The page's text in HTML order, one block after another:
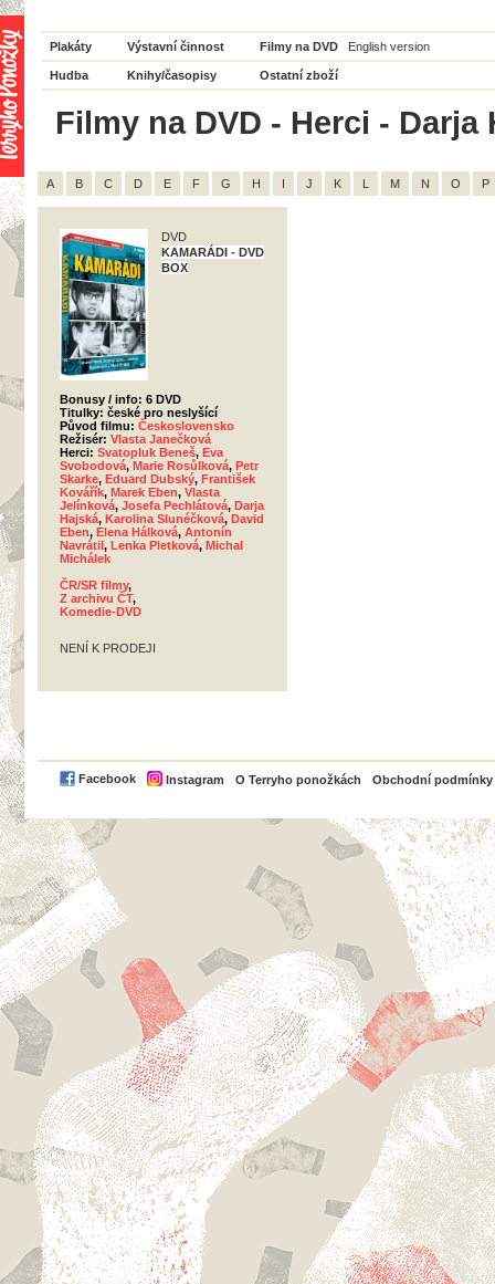
Plakáty Výstavní činnost Filmy na DVD English version
Hudba Knihy/časopisy Ostatní zboží
Filmy na DVD - Herci - Darja
A B C D E F G H I J K L M N O P
DVD
KAMARÁDI - DVD
BOX
Bonusy / info: 6 DVD
Titulky: české pro neslyšící
Původ filmu: Československo
Režisér: Vlasta Janečková
Herci: Svatopluk Beneš, Eva
Svobodová, Marie Rosůlková, Petr
Skarke, Eduard Dubský, František
Kovářík, Marek Eben, Vlasta
Jelínková, Josefa Pechlátová, Darja
Hajská, Karolina Slunéčková, David
Eben, Elena Hálková, Antonín
Navrátil, Lenka Pletková, Michal
Michálek
ČR/SR filmy,
Z archivu ČT,
Komedie-DVD
NENÍ K PRODEJI
Facebook Instagram O Terryho ponožkách Obchodní podmínky
PayPal